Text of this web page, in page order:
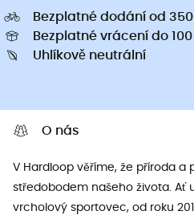
Bezplatné dodání od
Bezplatné vrácení do
Uhlíkově neutrální
O nás
V Hardloop věříme, že příroda a
středobodem našeho života. Ať
vrcholový sportovec, od roku